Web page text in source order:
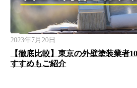
2023年7月20日
【徹底比較】東京の外壁塗装業者
すすめもご紹介